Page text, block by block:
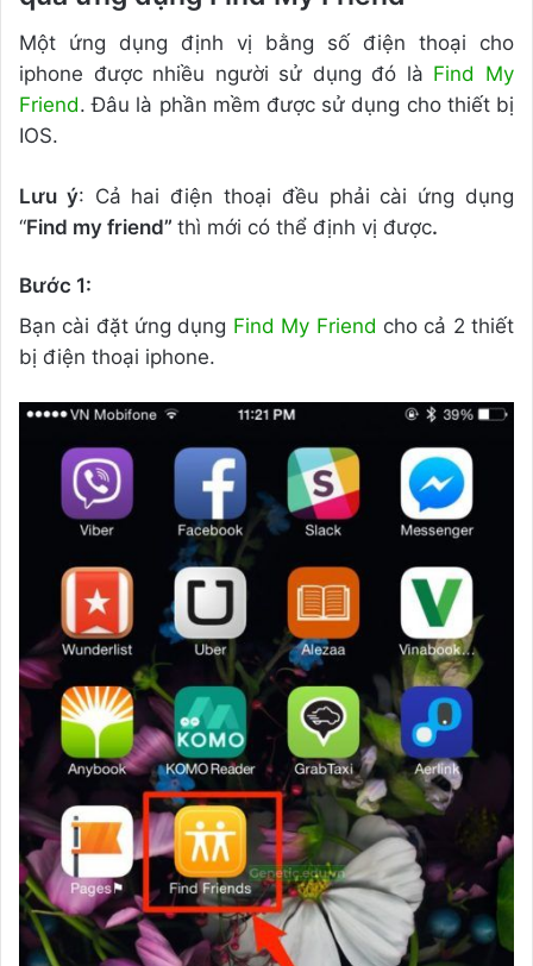
Một ứng dụng định vị bằng số điện thoại cho
iphone được nhiều người sử dụng đó là Find My
Friend. Đâu là phần mềm được sử dụng cho thiết bị
IOS.
Lưu ý: Cả hai điện thoại đều phải cài ứng dụng
“Find my friend” thì mới có thể định vị được.
Bước 1:
Bạn cài đặt ứng dụng Find My Friend cho cả 2 thiết
bị điện thoại iphone.